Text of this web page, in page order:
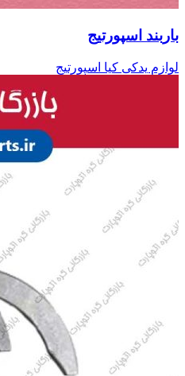
باربند اسپورتیج
لوازم یدکی کیا اسپورتیج